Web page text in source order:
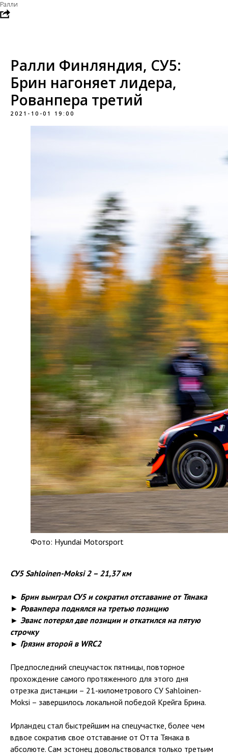
Ралли
Ралли Финляндия, СУ5:
Брин нагоняет лидера,
Рованпера третий
2021-10-01 19:00
Фото: Hyundai Motorsport
СУ5 Sahloinen-Moksi 2 – 21,37 км
► Брин выиграл СУ5 и сократил отставание от Тянака
► Рованпера поднялся на третью позицию
► Эванс потерял две позиции и откатился на пятую
строчку
► Грязин второй в WRC2
Предпоследний спецучасток пятницы, повторное
прохождение самого протяженного для этого дня
отрезка дистанции – 21-километрового СУ Sahloinen-
Moksi – завершилось локальной победой Крейга Брина.
Ирландец стал быстрейшим на спецучастке, более чем
вдвое сократив свое отставание от Отта Тянака в
абсолюте. Сам эстонец довольствовался только третьим